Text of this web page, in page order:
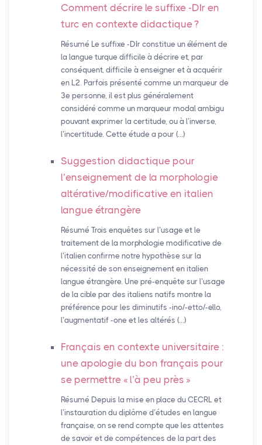
Comment décrire le suffixe -DIr en
turc en contexte didactique?
Résumé Le suffixe -DIr constitue un élément de
la langue turque difficile à décrire et, par
conséquent, difficile à enseigner et à acquérir
en L2. Parfois présenté comme un marqueur de
3e personne, il est plus généralement
considéré comme un marqueur modal ambigu
pouvant exprimer la certitude, ou à l’inverse,
l’incertitude. Cette étude a pour (…)
Suggestion didactique pour
l’enseignement de la morphologie
altérative/modificative en italien
langue étrangère
Résumé Trois enquêtes sur l’usage et le
traitement de la morphologie modificative de
l’italien confirme notre hypothèse sur la
nécessité de son enseignement en italien
langue étrangère. Une pré-enquête sur l’usage
de la cible par des italiens natifs montre la
préférence pour les diminutifs -ino/-etto/-ello,
l’augmentatif -one et les altérés (…)
Français en contexte universitaire :
une apologie du bon français pour
se permettre « l’à peu près »
Résumé Depuis la mise en place du CECRL et
l’instauration du diplôme d’études en langue
française, on se rend compte que les attentes
de savoir et de compétences de la part des